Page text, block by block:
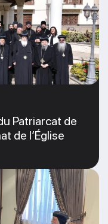
Patriarcat de
de l’Église